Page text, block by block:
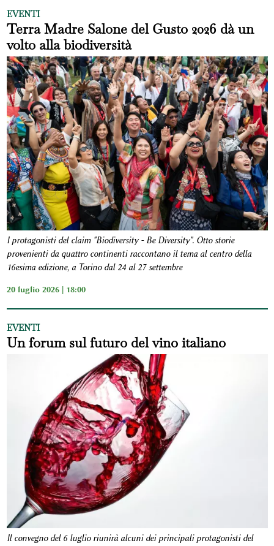
EVENTI
Terra Madre Salone del Gusto 2026 dà un
volto alla biodiversità
I protagonisti del claim "Biodiversity - Be Diversity". Otto storie
provenienti da quattro continenti raccontano il tema al centro della
16esima edizione, a Torino dal 24 al 27 settembre
20 luglio 2026 | 18:00
EVENTI
Un forum sul futuro del vino italiano
Il convegno del 6 luglio riunirà alcuni dei principali protagonisti del